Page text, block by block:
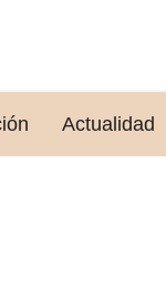
Actualidad